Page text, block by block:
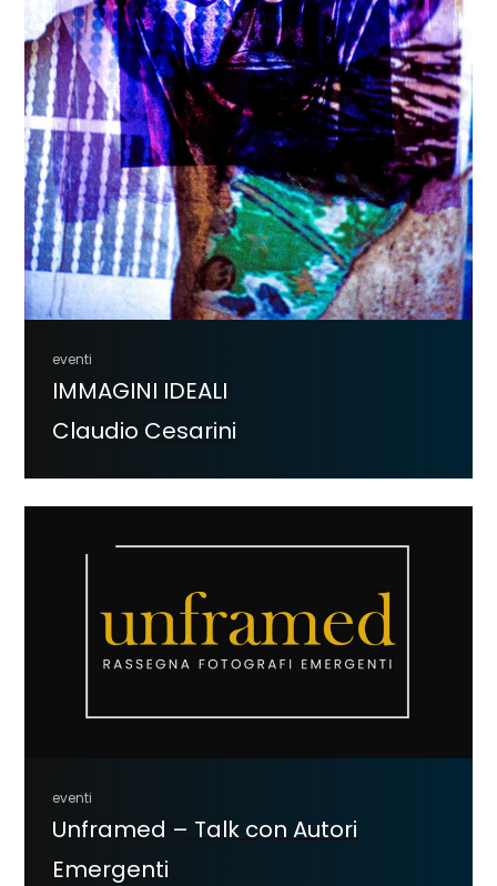
eventi
IMMAGINI IDEALI
Claudio Cesarini
eventi
Unframed – Talk con Autori
Emergenti